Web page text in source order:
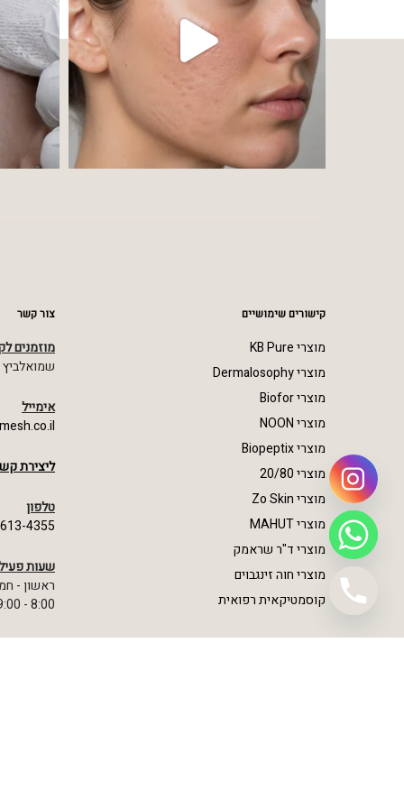
קישורים שימושיים
מוצרי KB Pure
מוצרי Dermalosophy
מוצרי Biofor
מוצרי NOON
מוצרי Biopeptix
מוצרי 20/80
מוצרי Zo Skin
מוצרי MAHUT
מוצרי ד"ר שראמק
מוצרי חוה זינגבוים
קוסמטיקאית רפואית
צור קשר
מוזמנים
שמואלביץ מרדכי
אימייל
ליצירת
טלפון
4355
שעות
ראשון -
8:00 - 19:00